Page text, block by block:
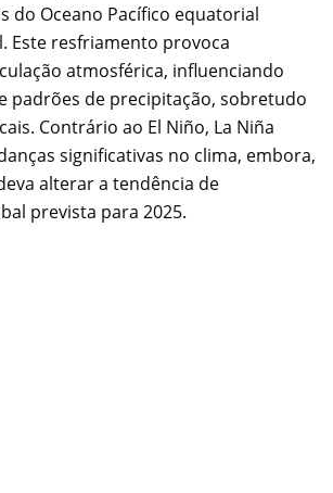
do Oceano Pacífico equatorial
Este resfriamento provoca
atmosférica, influenciando
padrões de precipitação, sobretudo
Contrário ao El Niño, La Niña
significativas no clima, embora,
alterar a tendência de
prevista para 2025.